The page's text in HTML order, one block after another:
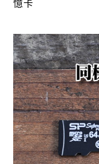
憶卡